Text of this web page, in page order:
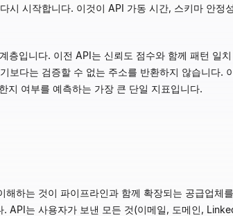
시 시작합니다. 이것이 API 가동 시간, 스키마 안정
입니다. 이전 API는 신뢰도 점수와 함께 패턴 일
다는 검증할 수 없는 주소를 반환하지 않습니다.
지 여부를 예측하는 가장 큰 단일 지표입니다.
하는 것이 파이프라인과 함께 확장되는 공급업체
. API는 사용자가 보낸 모든 것(이메일, 도메인,